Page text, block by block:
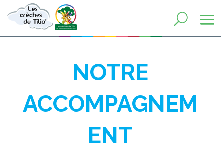
NOTRE
ACCOMPAGNEM
ENT